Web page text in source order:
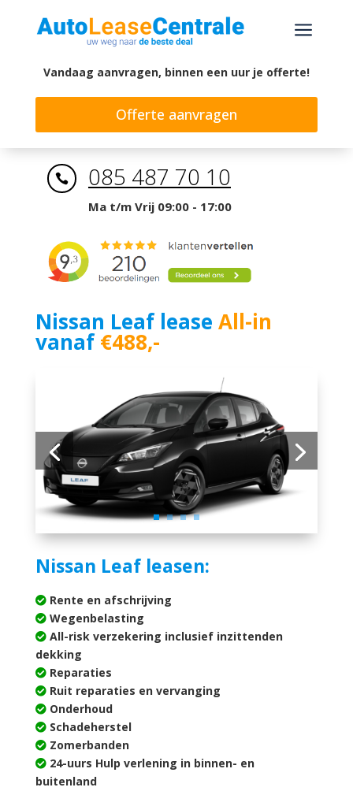
a
Vandaag aanvragen, binnen een uur je offerte!
Offerte aanvragen
 085 487 70 10
Ma t/m Vrij 09:00 - 17:00
Nissan Leaf lease All-in
vanaf€488,-
Nissan Leaf leasen:
Rente en afschrijving
Wegenbelasting
All-risk verzekering inclusief inzittenden
dekking
Reparaties
Ruit reparaties en vervanging
Onderhoud
Schadeherstel
Zomerbanden
24-uurs Hulp verlening in binnen- en
buitenland